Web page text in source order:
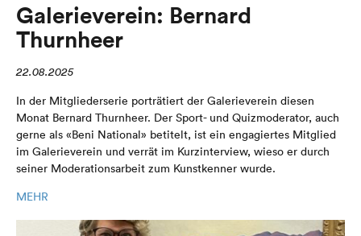
Galerieverein: Bernard
Thurnheer
22.08.2025
In der Mitgliederserie porträtiert der Galerieverein diesen
Monat Bernard Thurnheer. Der Sport- und Quizmoderator, auch
gerne als «Beni National» betitelt, ist ein engagiertes Mitglied
im Galerieverein und verrät im Kurzinterview, wieso er durch
seiner Moderationsarbeit zum Kunstkenner wurde.
MEHR